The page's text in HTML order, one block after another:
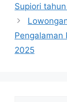
Supiori
Pengalaman
2025